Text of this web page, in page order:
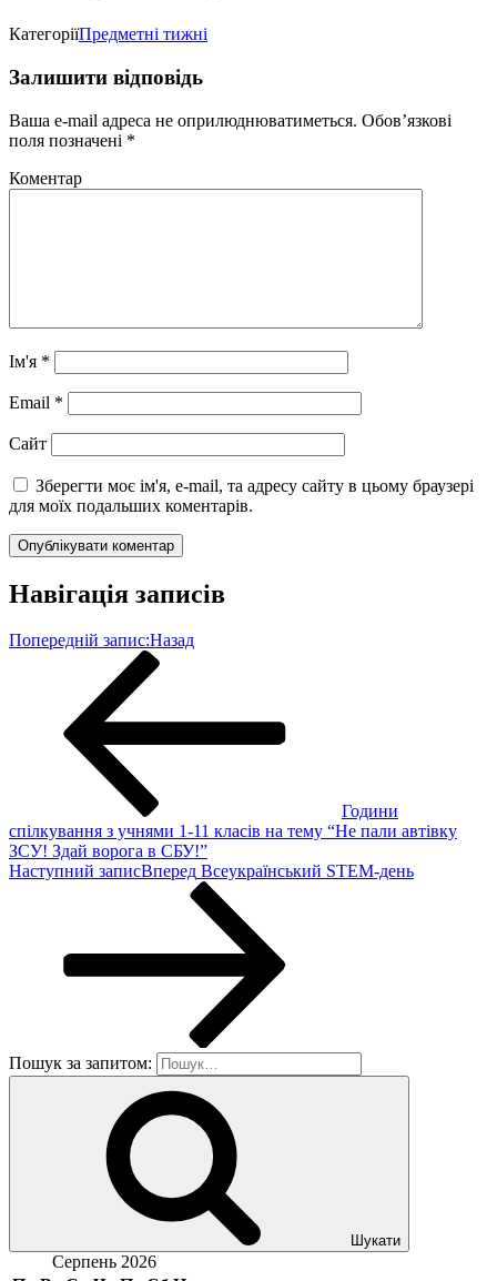
КатегоріїПредметні тижні
Залишити відповідь
Ваша e-mail адреса не оприлюднюватиметься. Обов’язкові
поля позначені *
Коментар
Ім'я *
Email *
Сайт
Зберегти моє ім'я, e-mail, та адресу сайту в цьому браузері
для моїх подальших коментарів.
Навігація записів
Попередній запис:Назад
Години
спілкування з учнями 1-11 класів на тему “Не пали автівку
ЗСУ! Здай ворога в СБУ!”
Наступний записВперед Всеукраїнський STEM-день
Пошук за запитом:
Шукати
Серпень 2026